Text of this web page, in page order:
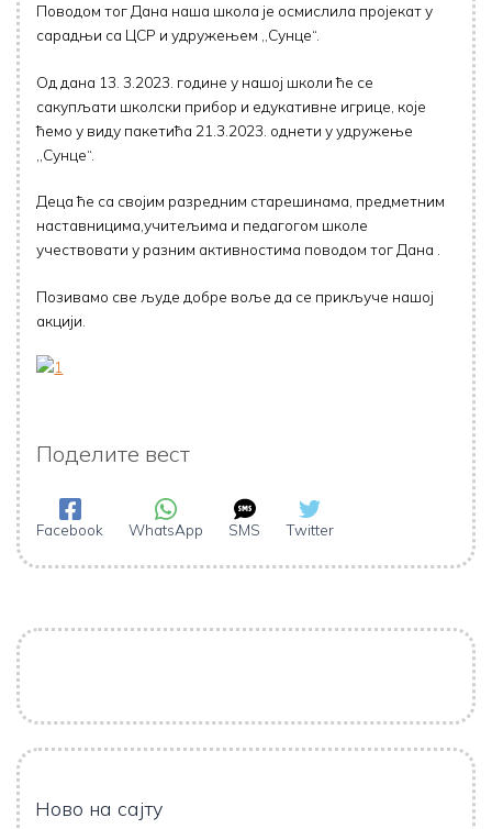
Поводом тог Дана наша школа је осмислила пројекат у
сарадњи са ЦСР и удружењем ,,Сунце“.
Од дана 13. 3.2023. године у нашој школи ће се
сакупљати школски прибор и едукативне игрице, које
ћемо у виду пакетића 21.3.2023. однети у удружење
,,Сунце“.
Деца ће са својим разредним старешинама, предметним
наставницима,учитељима и педагогом школе
учествовати у разним активностима поводом тог Дана .
Позивамо све људе добре воље да се прикључе нашој
акцији.
Поделите вест
Facebook WhatsApp SMS Twitter
Ново на сајту